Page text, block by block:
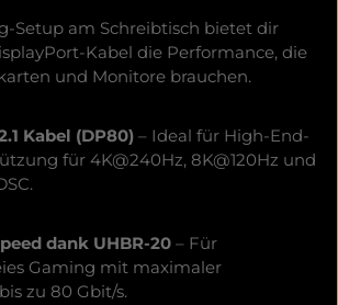
Setup am Schreibtisch bietet dir
Kabel die Performance, die
und Monitore brauchen.
Kabel (DP80) – Ideal für High-End-
für 4K@240Hz, 8K@120Hz und
dank UHBR-20 – Für
Gaming mit maximaler
zu 80 Gbit/s.